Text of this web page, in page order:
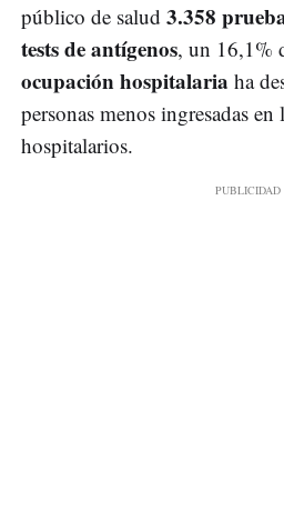
público de salud 3.358
tests de antígenos, un 16,1%
ocupación hospitalaria ha
personas menos ingresadas en
hospitalarios.